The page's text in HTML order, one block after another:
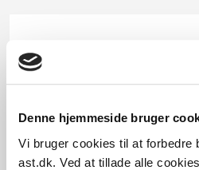
Denne hjemmeside bruger
Vi bruger cookies til at forbedre
ast.dk. Ved at tillade alle
Dato for underskrift
29.09.2006
Offentliggørelsesdato
11.07.2013